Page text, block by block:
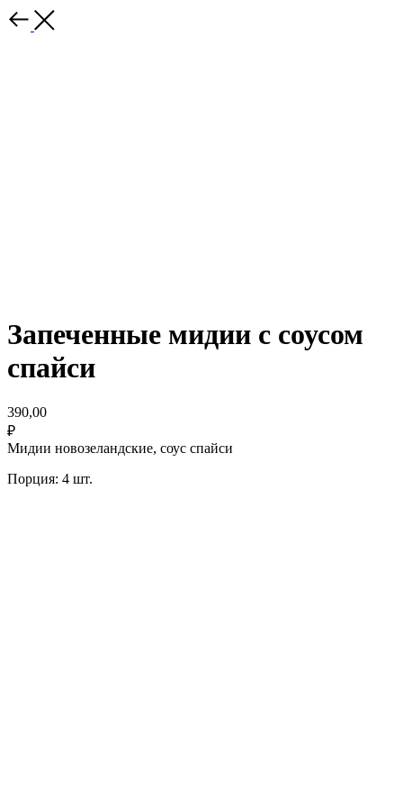
Запеченные мидии с соусом
спайси
390,00
₽
Мидии новозеландские, соус спайси
Порция: 4 шт.